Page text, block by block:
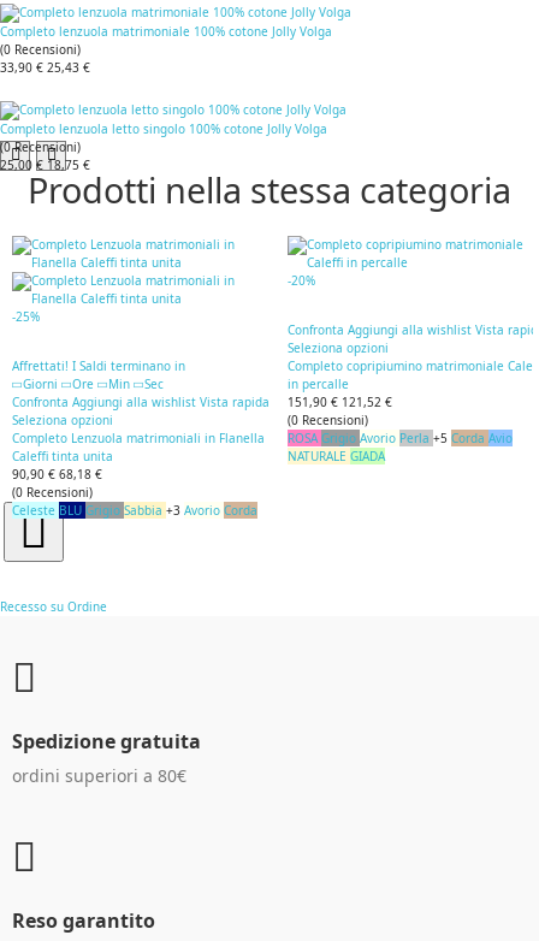
Completo lenzuola matrimoniale 100% cotone Jolly Volga
(0 Recensioni)
33,90 € 25,43 €
Completo lenzuola letto singolo 100% cotone Jolly Volga
(0Recensioni)
25,00 € 18,75 €
Prodotti nella stessa categoria
-25%
Affrettati! I Saldi terminano in
Giorni
Ore Min
Sec
Confronta Aggiungi alla wishlist Vista rapida
Seleziona opzioni
Completo Lenzuola matrimoniali in Flanella
Caleffi tinta unita
90,90 € 68,18 €
(0 Recensioni)
Celeste BLU Grigio Sabbia +3 Avorio Corda
-20%
Confronta Aggiungi alla wishlist Vista
Seleziona opzioni
Completo copripiumino matrimoniale
in percalle
151,90 € 121,52 €
(0 Recensioni)
ROSA Grigio Avorio Perla +5 Corda Avio
NATURALE GIADA
Recesso su Ordine
Spedizione gratuita
ordini superiori a 80€
Reso garantito